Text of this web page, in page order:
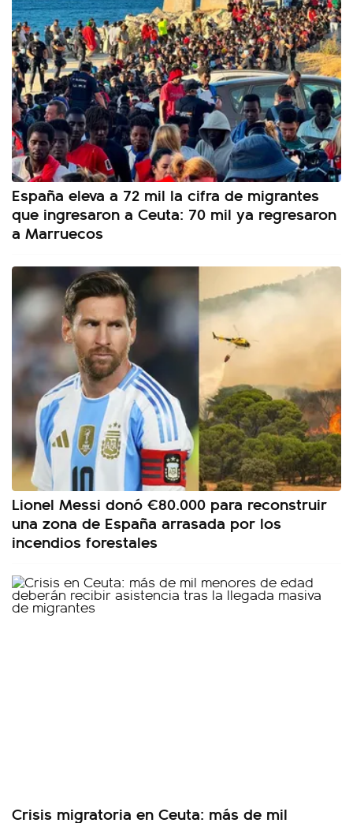
España eleva a 72 mil la cifra de migrantes
que ingresaron a Ceuta: 70 mil ya regresaron
a Marruecos
Lionel Messi donó €80.000 para reconstruir
una zona de España arrasada por los
incendios forestales
Crisis migratoria en Ceuta: más de mil